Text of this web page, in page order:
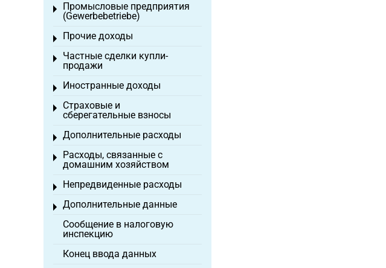
Промысловые предприятия
(Gewerbebetriebe)
Toggle menu
Прочие доходы
Toggle menu
Частные сделки купли-
продажи
Toggle menu
Иностранные доходы
Toggle menu
Страховые и
сберегательные взносы
Toggle menu
Дополнительные расходы
Toggle menu
Расходы, связанные с
домашним хозяйством
Toggle menu
Непредвиденные расходы
Toggle menu
Дополнительные данные
Toggle menu
Сообщение в налоговую
инспекцию
Конец ввода данных